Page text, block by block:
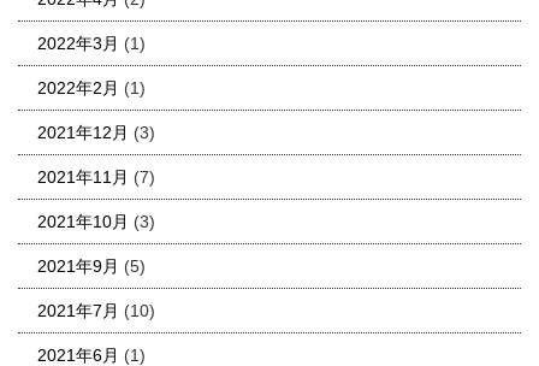
2022年3月 (1)
2022年2月 (1)
2021年12月 (3)
2021年11月 (7)
2021年10月 (3)
2021年9月 (5)
2021年7月 (10)
2021年6月 (1)